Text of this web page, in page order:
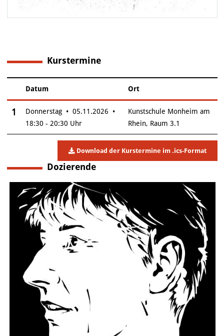
Kurstermine
Insgesamt gibt es 1 Termine zum diesen Kurs
–
Datum Ort
1
Donnerstag • 05.11.2026 •
18:30 - 20:30 Uhr
Kunstschule Monheim am
Rhein, Raum 3.1
Download der Kurstermine im .ics-Format
Dozierende